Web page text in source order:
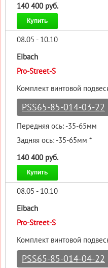
140 400 руб.
Купить
08.05 - 10.10
Eibach
Pro-Street-S
Комплект винтовой
PSS65-85-014-03-22
Передняя ось: -35-65мм
Задняя ось: -35-65мм *
140 400 руб.
Купить
08.05 - 10.10
Eibach
Pro-Street-S
Комплект винтовой
PSS65-85-014-04-22